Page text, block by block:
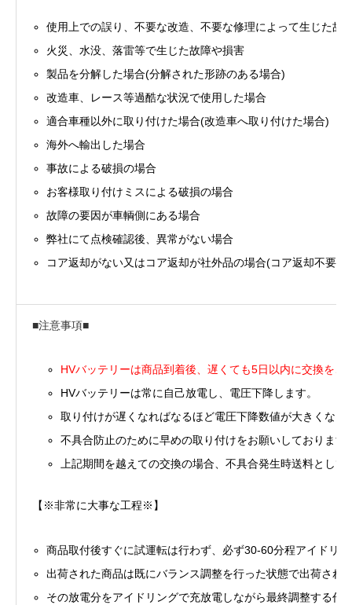
使用上での誤り、不要な改造、不要な修理によって生じた故
火災、水没、落雷等で生じた故障や損害
製品を分解した場合(分解された形跡のある場合)
改造車、レース等過酷な状況で使用した場合
適合車種以外に取り付けた場合(改造車へ取り付けた場合)
海外へ輸出した場合
事故による破損の場合
お客様取り付けミスによる破損の場合
故障の要因が車輌側にある場合
弊社にて点検確認後、異常がない場合
コア返却がない又はコア返却が社外品の場合(コア返却不要分
■注意事項■
HVバッテリーは商品到着後、遅くても5日以内に交換をご
HVバッテリーは常に自己放電し、電圧下降します。
取り付けが遅くなればなるほど電圧下降数値が大きくなり
不具合防止のために早めの取り付けをお願いしております
上記期間を越えての交換の場合、不具合発生時送料とし
【※非常に大事な工程※】
商品取付後すぐに試運転は行わず、必ず30-60分程アイドリ
出荷された商品は既にバランス調整を行った状態で出荷され
その放電分をアイドリングで充放電しながら最終調整する作